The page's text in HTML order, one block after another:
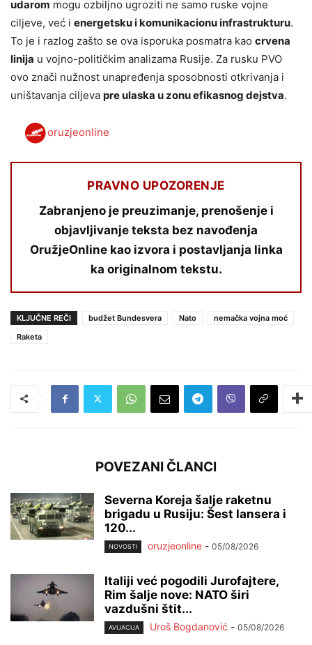
udarom mogu ozbiljno ugroziti ne samo ruske vojne
ciljeve, već i energetsku i komunikacionu infrastrukturu.
To je i razlog zašto se ova isporuka posmatra kao crvena
linija u vojno-političkim analizama Rusije. Za rusku PVO
ovo znači nužnost unapređenja sposobnosti otkrivanja i
uništavanja ciljeva pre ulaska u zonu efikasnog dejstva.
oruzjeonline
PRAVNO UPOZORENJE
Zabranjeno je preuzimanje, prenošenje i
objavljivanje teksta bez navođenja
OružjeOnline kao izvora i postavljanja linka
ka originalnom tekstu.
KLJUČNE REČI budžet Bundesvera Nato
nemačka vojna moć
Raketa
POVEZANI ČLANCI
Severna Koreja šalje raketnu
brigadu u Rusiju: Šest lansera i
120...
NOVOSTI oruzjeonline - 05/08/2026
Italiji već pogodili Jurofajtere,
Rim šalje nove: NATO širi
vazdušni štit...
AVIJACIJA Uroš Bogdanović - 05/08/2026